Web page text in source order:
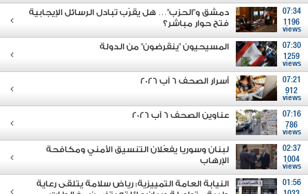
07:34
1196
views
دمشق و"الحزب"… هل يقرّب تبادل الرسائل الإيجابية
فتح حوار مباشر؟
07:30
1259
views
المسيحيون "ينقرضون" من الدولة
07:21
912
views
أسرار الصحف 6 آب 2026
07:16
786
views
عناوين الصحف 6 آب 2026
02:37
1004
views
لبنان وسوريا يفعّلان التنسيق الأمني ومكافحة
الإرهاب
01:56
النيابة العامة التمييزية: رياض سلامة يتلقى رعاية